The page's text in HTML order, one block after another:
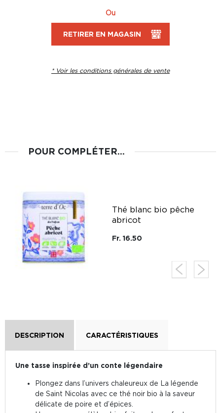
Ou
RETIRER EN MAGASIN
* Voir les conditions générales de vente
POUR COMPLÉTER...
Thé blanc bio pêche
abricot
Fr. 16.50
DESCRIPTION CARACTÉRISTIQUES
Une tasse inspirée d’un conte légendaire
Plongez dans l’univers chaleureux de La légende
de Saint Nicolas avec ce thé noir bio à la saveur
délicate de poire et d’épices.